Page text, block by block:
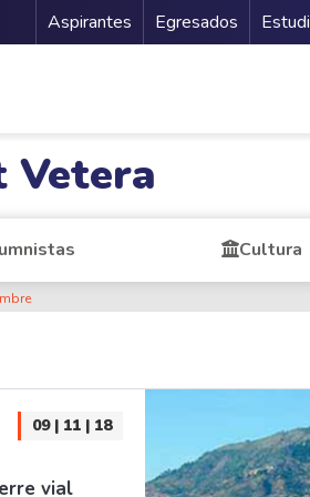
Menu
Aspirantes Egresados
Vetera
Cultura
09 | 11 | 18
vial